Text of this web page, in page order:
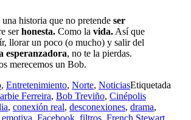
historia que no pretende ser
serhonesta. Como la vida. Así que
llorar un poco (o mucho) y salir del
esperanzadora, no te la pierdas.
merecemos un Bob.
, Entretenimiento, Norte, NoticiasEtiquetada
Ferreira, Bob Treviño, Cinépolis
, conexión real, desconexiones, drama,
emotiva Facebook filtros French Stewart